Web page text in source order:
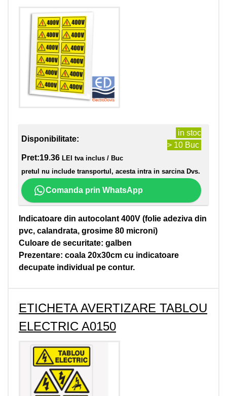
Disponibilitate:
in stoc
> 10 Buc
Pret:19.36 LEI tva inclus / Buc
pretul nu include transportul, acesta intra in sarcina Dvs.
Comanda prin WhatsApp
Indicatoare din autocolant 400V (folie adeziva din
pvc, calandrata, grosime 80 microni)
Culoare de securitate: galben
Prezentare: coala 20x30cm cu indicatoare
decupate individual pe contur.
ETICHETA AVERTIZARE TABLOU
ELECTRIC A0150